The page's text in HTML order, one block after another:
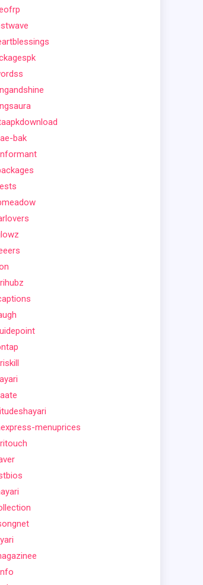
bak
menuprices